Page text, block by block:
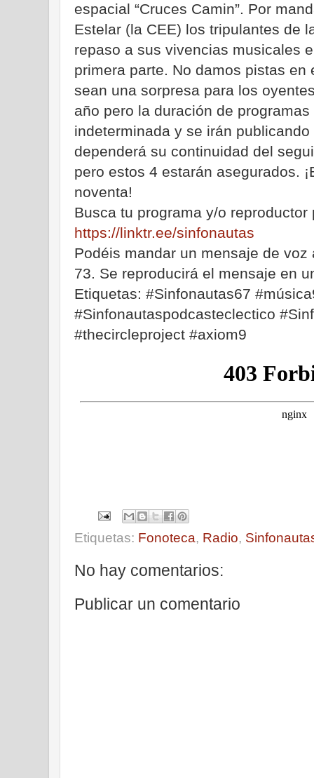
espacial “Cruces Camin”. Por
Estelar (la CEE) los tripulantes de
repaso a sus vivencias musicales
primera parte. No damos pistas en
sean una sorpresa para los
año pero la duración de
indeterminada y se irán
dependerá su continuidad del
pero estos 4 estarán asegurados.
noventa!
Busca tu programa y/o reproductor
https://linktr.ee/sinfonautas
Podéis mandar un mensaje de
73. Se reproducirá el mensaje en
Etiquetas: #Sinfonautas67
#Sinfonautaspodcasteclectico
#thecircleproject #axiom9
Etiquetas: Fonoteca, Radio,
No hay comentarios:
Publicar un comentario